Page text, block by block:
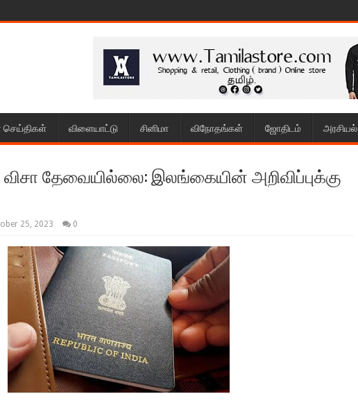
செய்திகள் விளையாட்டு சினிமா விநோதங்கள் ஜோதிடம் அரசியல்
தேவையில்லை: இலங்கையின் அறிவிப்புக்கு
25, 2023 0